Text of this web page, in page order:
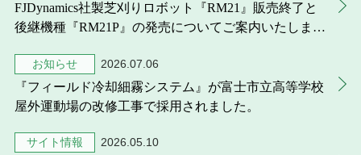
FJDynamics社製芝刈りロボット『RM21』販売終了と
後継機種『RM21P』の発売についてご案内いたしま
2026.07.06
お知らせ
『フィールド冷却細霧システム』が富士市立高等学校
屋外運動場の改修工事で採用されました。
2026.05.10
サイト情報